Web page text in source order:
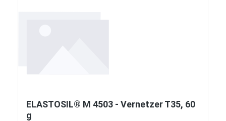
ELASTOSIL® M 4503 - Vernetzer T35, 60
g